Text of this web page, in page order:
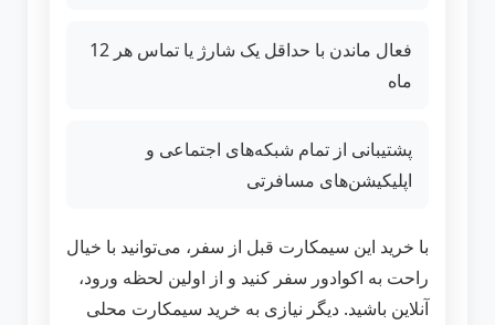
فعال ماندن با حداقل یک شارژ یا تماس هر 12
ماه
پشتیبانی از تمام شبکه‌های اجتماعی و
اپلیکیشن‌های مسافرتی
با خرید این سیمکارت قبل از سفر، می‌توانید با خیال
راحت به اکوادور سفر کنید و از اولین لحظه ورود،
آنلاین باشید. دیگر نیازی به خرید سیمکارت محلی